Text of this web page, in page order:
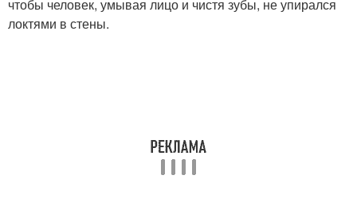
чтобы человек, умывая лицо и чистя зубы, не упирался
локтями в стены.